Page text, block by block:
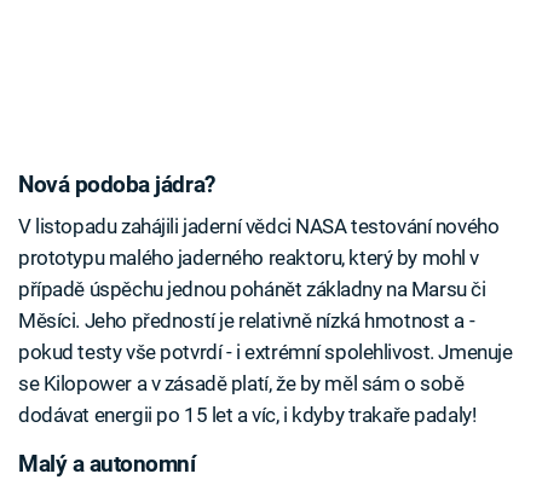
Nová podoba jádra?
V listopadu zahájili jaderní vědci NASA testování nového
prototypu malého jaderného reaktoru, který by mohl v
případě úspěchu jednou pohánět základny na Marsu či
Měsíci. Jeho předností je relativně nízká hmotnost a -
pokud testy vše potvrdí - i extrémní spolehlivost. Jmenuje
se Kilopower a v zásadě platí, že by měl sám o sobě
dodávat energii po 15 let a víc, i kdyby trakaře padaly!
Malý a autonomní